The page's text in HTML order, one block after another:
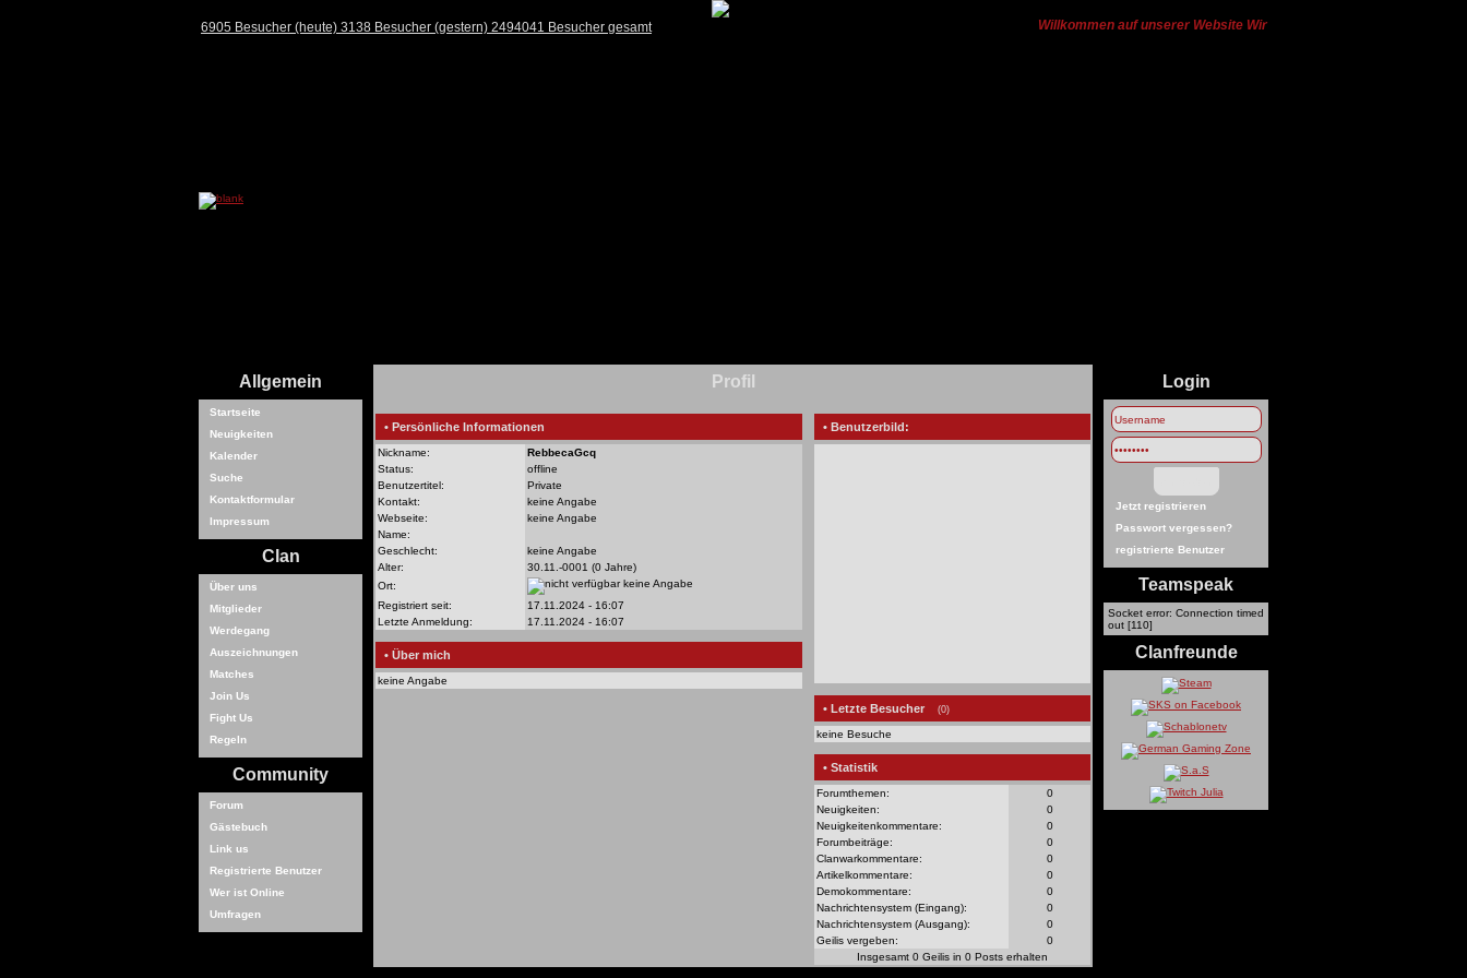
6905 Besucher (heute) 3138 Besucher (gestern) 2494041 Besucher gesamt Willkommen auf unserer Website Wir haben von Ts3 zu Discord
Allgemein
Startseite
Neuigkeiten
Kalender
Suche
Kontaktformular
Impressum
Clan
Über uns
Mitglieder
Werdegang
Auszeichnungen
Matches
Join Us
Fight Us
Regeln
Community
Forum
Gästebuch
Link us
Registrierte Benutzer
Wer ist Online
Umfragen
Profil
• Persönliche Informationen
Nickname:
RebbecaGcq
Status:
offline
Benutzertitel:
Private
Kontakt:
keine Angabe
Webseite:
keine Angabe
Name:
Geschlecht:
keine Angabe
Alter:
30.11.-0001 (0 Jahre)
Ort:
keine Angabe
Registriert seit:
17.11.2024 - 16:07
Letzte Anmeldung:
17.11.2024 - 16:07
• Über mich
keine Angabe
• Benutzerbild:
• Letzte Besucher (0)
keine Besuche
• Statistik
Forumthemen:
0
Neuigkeiten:
0
Neuigkeitenkommentare:
0
Forumbeiträge:
0
Clanwarkommentare:
0
Artikelkommentare:
0
Demokommentare:
0
Nachrichtensystem (Eingang):
0
Nachrichtensystem (Ausgang):
0
Geilis vergeben:
0
Insgesamt 0 Geilis in 0 Posts erhalten
Login
Jetzt registrieren
Passwort vergessen?
registrierte Benutzer
Teamspeak
Socket error: Connection timed
out [110]
Clanfreunde